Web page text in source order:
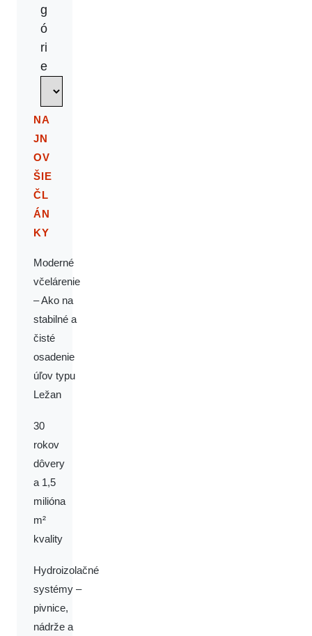
g
ó
ri
e
NA
JN
OV
ŠIE
ČL
ÁN
KY
Moderné
včelárenie
– Ako na
stabilné a
čisté
osadenie
úľov typu
Ležan
30
rokov
dôvery
a 1,5
milióna
m²
kvality
Hydroizolačné
systémy –
pivnice,
nádrže a